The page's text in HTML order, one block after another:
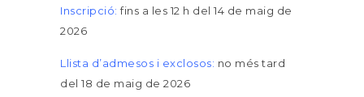
Inscripció: fins a les 12 h del 14 de maig de
2026
Llista d’admesos i exclosos: no més tard
del 18 de maig de 2026